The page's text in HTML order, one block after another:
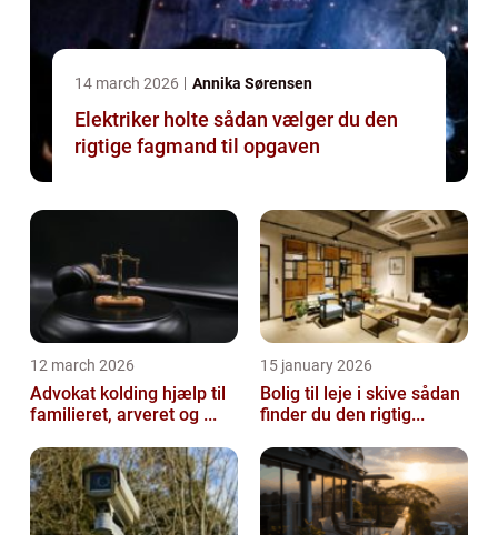
14 march 2026 Annika Sørensen
Elektriker holte sådan vælger du den
rigtige fagmand til opgaven
12 march 2026
Advokat kolding hjælp til
familieret, arveret og ...
15 january 2026
Bolig til leje i skive sådan
finder du den rigtig...